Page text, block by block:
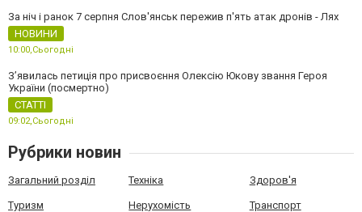
За ніч і ранок 7 серпня Слов'янськ пережив п'ять атак дронів - Лях
НОВИНИ
10:00,Сьогодні
З’явилась петиція про присвоєння Олексію Юкову звання Героя
України (посмертно)
СТАТТІ
09:02,Сьогодні
Рубрики новин
Загальний розділ Техніка Здоров'я
Туризм Нерухомість Транспорт